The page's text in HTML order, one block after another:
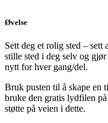
Øvelse
Sett deg et rolig sted –
stille sted i deg selv og
nytt for hver gang/del.
Bruk pusten til å skape en
bruke den gratis lydfilen
støtte på veien i dette.